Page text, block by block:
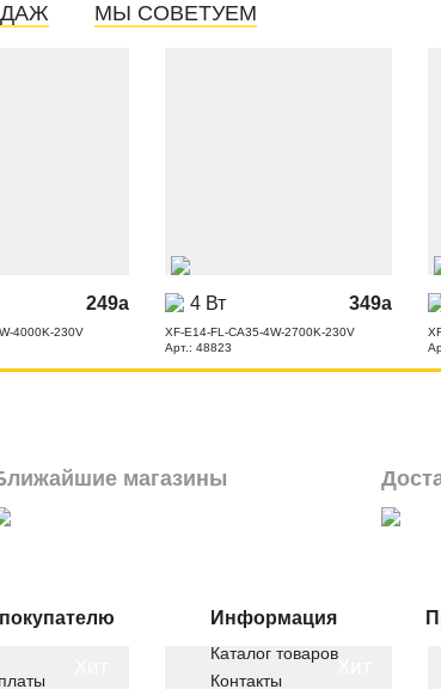
МЫ СОВЕТУЕМ
249a
4000K-230V
4 Вт 349a
XF-E14-FL-CA35-4W-2700K-230V
Арт.: 48823
Хит
магазины
Информация
Каталог товаров
Контакты